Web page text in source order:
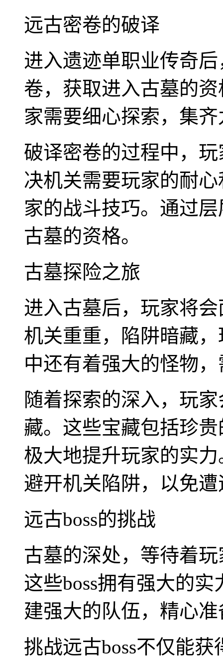
远古密卷的破译
进入遗迹单职业传奇
卷，获取进入古墓的
家需要细心探索，集
破译密卷的过程中，
决机关需要玩家的耐
家的战斗技巧。通过
古墓的资格。
古墓探险之旅
进入古墓后，玩家将
机关重重，陷阱暗藏
中还有着强大的怪物
随着探索的深入，玩
藏。这些宝藏包括珍
极大地提升玩家的实
避开机关陷阱，以免
远古boss的挑战
古墓的深处，等待着
这些boss拥有强大的
建强大的队伍，精心
挑战远古boss不仅能